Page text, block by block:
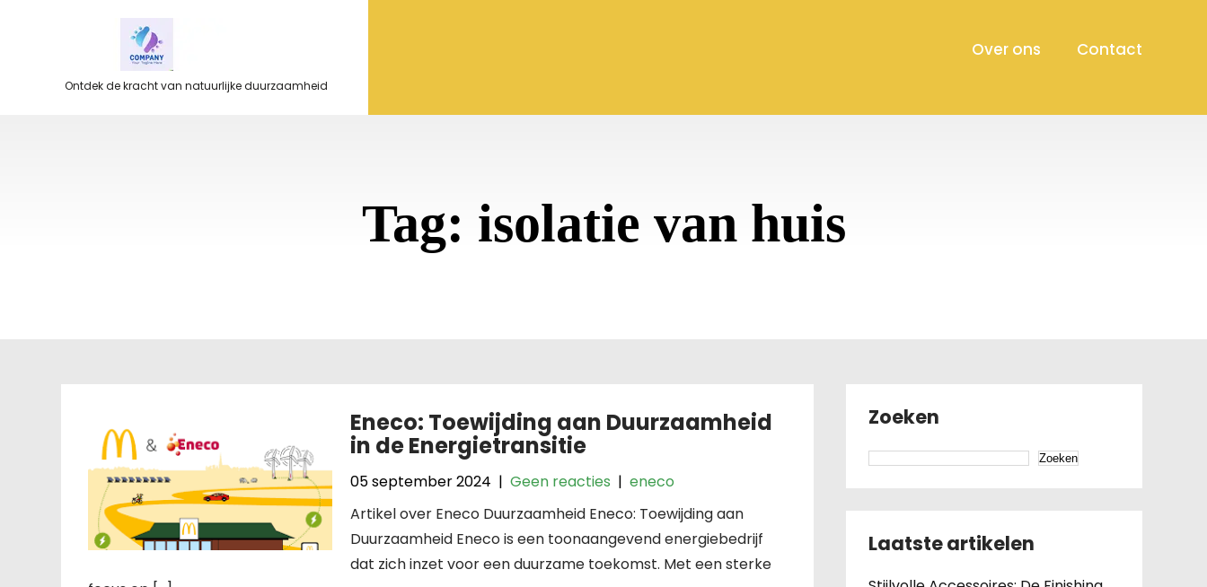
Ontdek de kracht van natuurlijke duurzaamheid
Over ons Contact
Tag: isolatie van huis
Eneco: Toewijding aan Duurzaamheid
in de Energietransitie
05 september 2024 |Geen reacties |eneco
Artikel over Eneco Duurzaamheid Eneco: Toewijding aan
Duurzaamheid Eneco is een toonaangevend energiebedrijf
dat zich inzet voor een duurzame toekomst. Met een sterke
Zoeken
Zoeken
Laatste artikelen